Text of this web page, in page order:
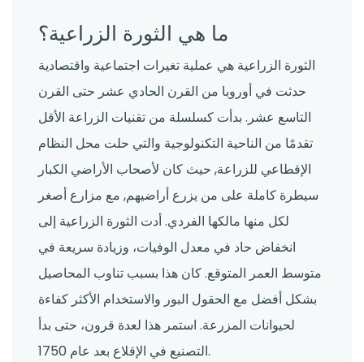
ما هي الثورة الزراعية؟
الثورة الزراعية هي عملية تغيرات اجتماعية واقتصادية
حدثت في أوروبا من القرن الحادي عشر حتى القرن
التاسع عشر. بدأت كسلسلة من تقنيات الزراعة الأقل
تقدمًا من الناحية التكنولوجية والتي حلت محل النظام
الإقطاعي للزراعة, حيث كان لأصحاب الأراضي الكبار
سيطرة كاملة على من يزرع أراضيهم, مع مزارع أصغر
لكل منها مالكها الفردي. أدت الثورة الزراعية إلى
انخفاض حاد في معدل الوفيات، وزيادة سريعة في
متوسط العمر المتوقع. كان هذا بسبب تناوب المحاصيل
بشكل أفضل مع الحقول البور والاستخدام الأكثر كفاءة
لحيوانات المزرعة. استمر هذا لعدة قرون، حتى بدأ
التصنيع في الإقلاع بعد عام 1750.